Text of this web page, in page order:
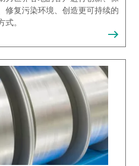
修复污染环境、创造更可持续的
。